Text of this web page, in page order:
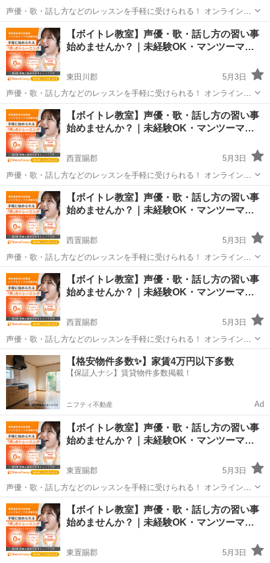
声優・歌・話し方などのレッスンを手軽に受けられる！ オンラインボ
イトレ教室「Voice Camp（ボイスキャンプ）」 「声優のレッスンを一
度受けてみたい」 「話し方に自信がなくて改善したい」 「歌が上手く
なって気...
山形 東田川郡 その他
【ボイトレ教室】声優・歌・話し方の習い事
始めませんか？｜未経験OK・マンツーマ…
東田川郡
5月3日
声優・歌・話し方などのレッスンを手軽に受けられる！ オンラインボ
イトレ教室「Voice Camp（ボイスキャンプ）」 「声優のレッスンを一
度受けてみたい」 「話し方に自信がなくて改善したい」 「歌が上手く
なって気...
山形 東田川郡 その他 声優
【ボイトレ教室】声優・歌・話し方の習い事
始めませんか？｜未経験OK・マンツーマ…
西置賜郡
5月3日
声優・歌・話し方などのレッスンを手軽に受けられる！ オンラインボ
イトレ教室「Voice Camp（ボイスキャンプ）」 「声優のレッスンを一
度受けてみたい」 「話し方に自信がなくて改善したい」 「歌が上手く
なって気...
山形 西置賜郡 その他
【ボイトレ教室】声優・歌・話し方の習い事
始めませんか？｜未経験OK・マンツーマ…
西置賜郡
5月3日
声優・歌・話し方などのレッスンを手軽に受けられる！ オンラインボ
イトレ教室「Voice Camp（ボイスキャンプ）」 「声優のレッスンを一
度受けてみたい」 「話し方に自信がなくて改善したい」 「歌が上手く
なって気...
山形 西置賜郡 その他
【ボイトレ教室】声優・歌・話し方の習い事
始めませんか？｜未経験OK・マンツーマ…
西置賜郡
5月3日
声優・歌・話し方などのレッスンを手軽に受けられる！ オンラインボ
イトレ教室「Voice Camp（ボイスキャンプ）」 「声優のレッスンを一
度受けてみたい」 「話し方に自信がなくて改善したい」 「歌が上手く
なって気...
山形 西置賜郡 その他 声優
【格安物件多数✨】家賃4万円以下多数
【保証人ナシ】賃貸物件多数掲載！
ニフティ不動産 Ad
【ボイトレ教室】声優・歌・話し方の習い事
始めませんか？｜未経験OK・マンツーマ…
東置賜郡
5月3日
声優・歌・話し方などのレッスンを手軽に受けられる！ オンラインボ
イトレ教室「Voice Camp（ボイスキャンプ）」 「声優のレッスンを一
度受けてみたい」 「話し方に自信がなくて改善したい」 「歌が上手く
なって気...
山形 東置賜郡 その他
【ボイトレ教室】声優・歌・話し方の習い事
始めませんか？｜未経験OK・マンツーマ…
東置賜郡 5月3日